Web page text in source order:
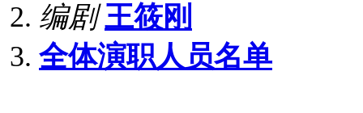
编剧 王筱刚
全体演职人员名单